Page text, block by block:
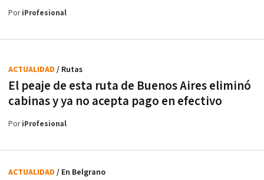
PoriProfesional
El peaje de esta ruta de Buenos Aires eliminó
cabinas y ya no acepta pago en efectivo
ACTUALIDAD / Rutas
PoriProfesional
ACTUALIDAD / En Belgrano